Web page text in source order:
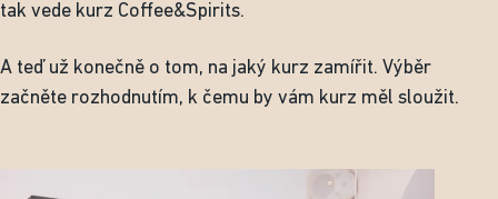
tak vede kurz Coffee&Spirits.
A teď už konečně o tom, na jaký kurz zamířit. Výběr
začněte rozhodnutím, k čemu by vám kurz měl sloužit.